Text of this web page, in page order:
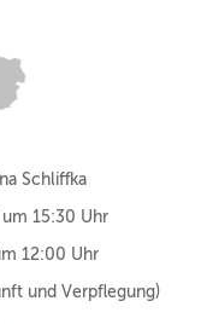
Schliffka
15:30 Uhr
12:00 Uhr
und Verpflegung)